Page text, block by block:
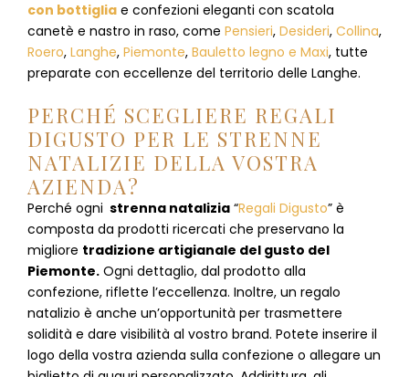
con bottiglia e confezioni eleganti con scatola
canetè e nastro in raso, come Pensieri, Desideri, Collina,
Roero, Langhe, Piemonte, Bauletto legno e Maxi, tutte
preparate con eccellenze del territorio delle Langhe.
PERCHÉ SCEGLIERE REGALI
DIGUSTO PER LE STRENNE
NATALIZIE DELLA VOSTRA
AZIENDA?
Perché ogni strenna natalizia “Regali Digusto” è
composta da prodotti ricercati che preservano la
migliore tradizione artigianale del gusto del
Piemonte. Ogni dettaglio, dal prodotto alla
confezione, riflette l’eccellenza. Inoltre, un regalo
natalizio è anche un’opportunità per trasmettere
solidità e dare visibilità al vostro brand. Potete inserire il
logo della vostra azienda sulla confezione o allegare un